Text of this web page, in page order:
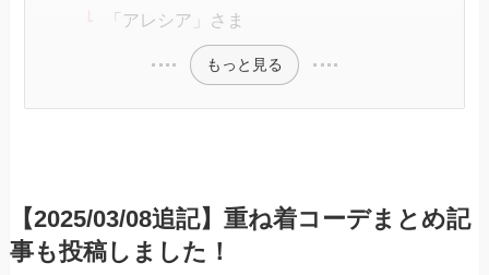
「アレシア」さま
もっと見る
【2025/03/08追記】重ね着コーデまとめ記
事も投稿しました！